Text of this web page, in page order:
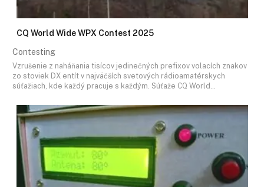
CQ World Wide WPX Contest 2025
Contesting
Vzrušenie z naháňania tisícov jedinečných prefixov volacích znakov
zo stoviek DX entít v najväčších svetových rádioamatérskych
súťažiach, kde každý pracuje s každým. Súťaže CQ World…